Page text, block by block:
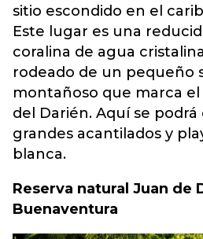
sitio escondido en el
Este lugar es una
coralina de agua
rodeado de un pequeño
montañoso que marca el
del Darién. Aquí se
grandes acantilados y
blanca.
Reserva natural Juan de
Buenaventura